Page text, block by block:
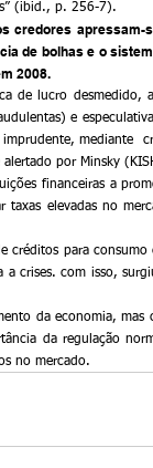
(ibid., p. 256-7).
credores apressam-
de bolhas e o
2008.
de lucro
e
mediante
por Minsky
financeiras a
elevadas no
créditos para
crises. com isso,
da economia,
da regulação
no mercado.